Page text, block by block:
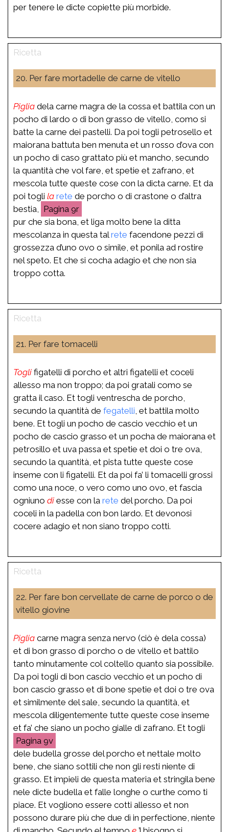
per tenere le dicte copiette più morbide.
20. Per fare mortadelle de carne de vitello
Piglia dela carne magra de la cossa et battila con un
pocho di lardo o di bon grasso de vitello, como si
batte la carne dei pastelli. Da poi togli petrosello et
maiorana battuta ben menuta et un rosso d’ova con
un pocho di caso grattato più et mancho, secundo
la quantità che vol fare, et spetie et zafrano, et
mescola tutte queste cose con la dicta carne. Et da
poi togli la rete de porcho o di crastone o d’altra
bestia,
9r
pur che sia bona, et liga molto bene la ditta
mescolanza in questa talrete facendone pezzi di
grossezza d’uno ovo o simile, et ponila ad rostire
nel speto. Et che si cocha adagio et che non sia
troppo cotta.
21. Per fare tomacelli
Togli figatelli di porcho et altri figatelli et coceli
allesso ma non troppo; da poi gratali como se
gratta il caso. Et togli ventrescha de porcho,
secundo la quantità de fegatelli , et battila molto
bene. Et togli un pocho de cascio vecchio et un
pocho de cascio grasso et un pocha de maiorana et
petrosillo et uva passa et spetie et doi o tre ova,
secundo la quantità, et pista tutte queste cose
inseme con li figatelli. Et da poi fa’ li tomacelli grossi
como una noce, o vero como uno ovo, et fascia
ogniuno di esse con la rete del porcho. Da poi
coceli in la padella con bon lardo. Et devonosi
cocere adagio et non siano troppo cotti.
22. Per fare bon cervellate de carne de porco o de
vitello giovine
Piglia carne magra senza nervo (ciò è dela cossa)
et di bon grasso di porcho o de vitello et battilo
tanto minutamente col coltello quanto sia possibile.
Da poi togli di bon cascio vecchio et un pocho di
bon cascio grasso et di bone spetie et doi o tre ova
et similmente del sale, secundo la quantità, et
mescola diligentemente tutte queste cose inseme
et fa’ che siano un pocho gialle di zafrano. Et togli
9v
dele budella grosse del porcho et nettale molto
bene, che siano sottili che non gli resti niente di
grasso. Et impieli de questa materia et stringila bene
nele dicte budella et falle longhe o curthe como ti
piace. Et vogliono essere cotti allesso et non
possono durare più che due dì in perfectione, niente